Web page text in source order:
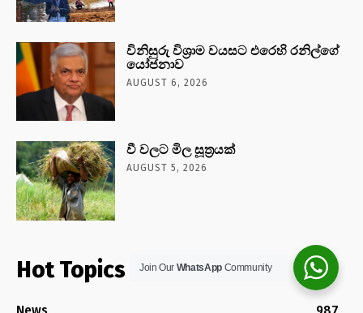
විනිසුරු විශ්‍රාම වයසට එරෙහි රනිල්ගේ
යෝජනාව
AUGUST 6, 2026
වී වලට මිල සූත්‍රයක්
AUGUST 5, 2026
Hot Topics Join Our WhatsAppCommunity